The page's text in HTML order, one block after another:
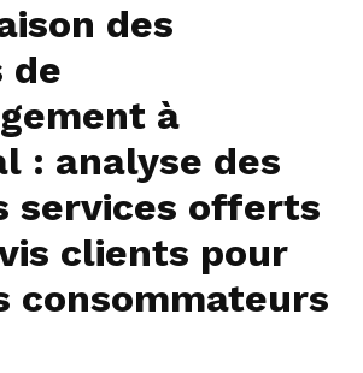
des
de
à
: analyse des
services offerts
clients pour
consommateurs